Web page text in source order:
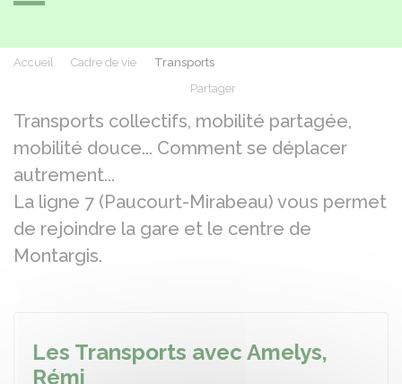
Accueil Cadre de vie
Transports
Partager
Transports collectifs, mobilité partagée,
mobilité douce... Comment se déplacer
autrement...
La ligne 7 (Paucourt-Mirabeau) vous permet
de rejoindre la gare et le centre de
Montargis.
Les Transports avec Amelys,
Rémi